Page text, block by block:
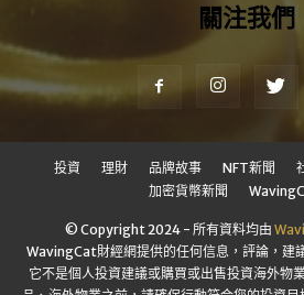
關注我們
投資 理財 品牌故事 NFT新聞
加密貨幣新聞
© Copyright 2024 - 所有資料均由
WavingCat財經網提供的任何信息，評論，建
它不是個人投資建議或購買或出售投資海外物